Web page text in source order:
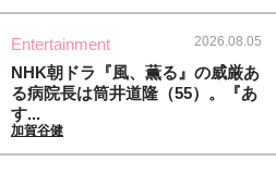
Entertainment 2026.08.05
NHK朝ドラ『風、薫る』の威厳あ
る病院長は筒井道隆（55）。『あ
す...
加賀谷健